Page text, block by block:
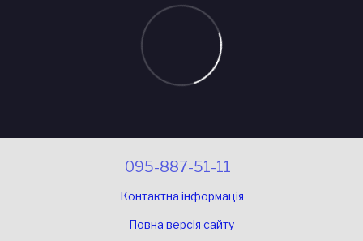
095-887-51-11
Контактна інформація
Повна версія сайту